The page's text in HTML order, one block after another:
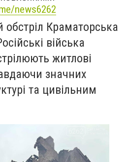
news6262
Краматорська
війська
житлові
значних
та цивільним